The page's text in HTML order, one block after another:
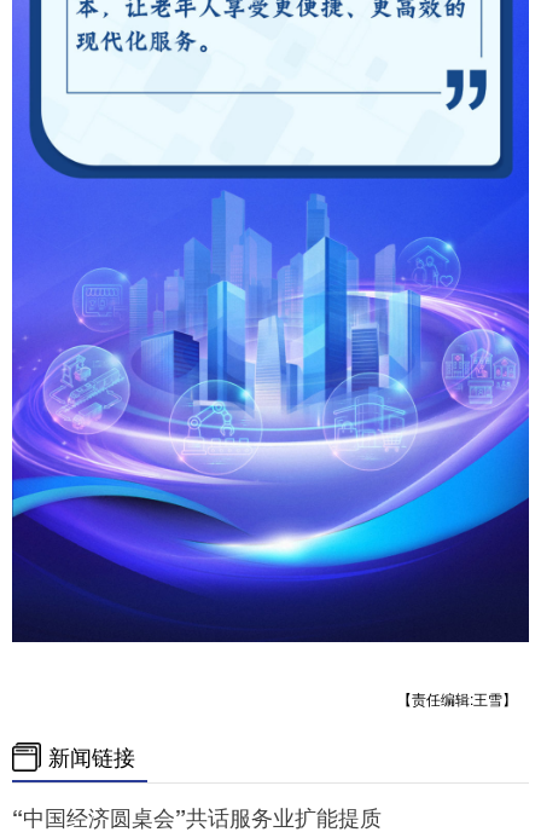
【责任编辑:王雪】
新闻链接
“中国经济圆桌会”共话服务业扩能提质